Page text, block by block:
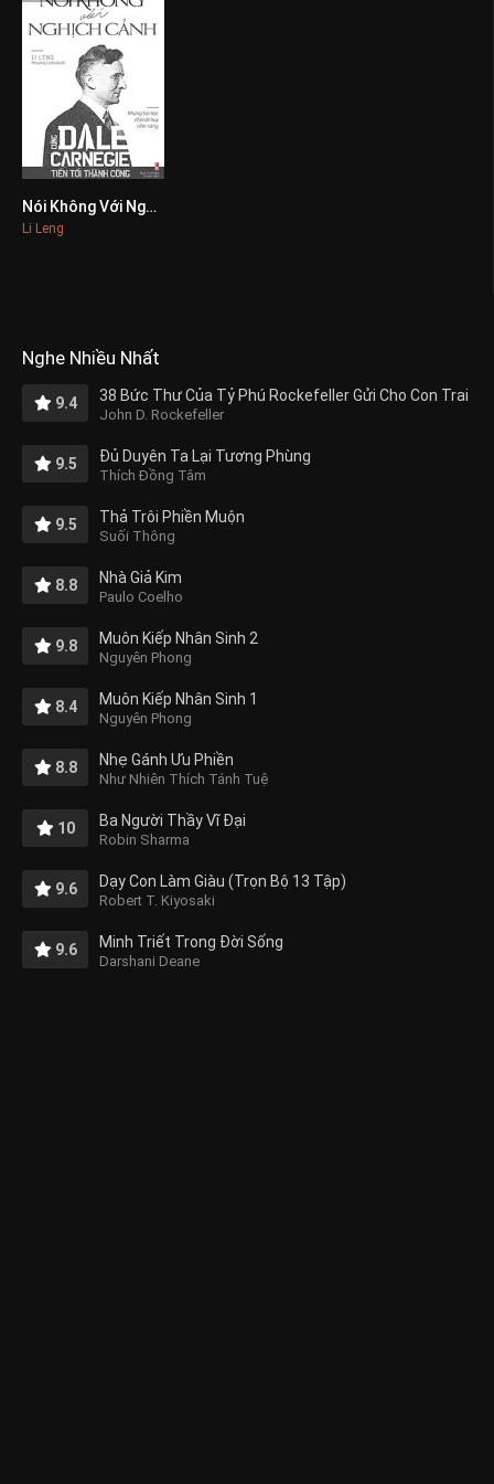
0
Nói Không Với Nghịch Cảnh
Li Leng
Nghe Nhiều Nhất
9.4 38 Bức Thư Của Tỷ Phú Rockefeller Gửi Cho Con Trai
John D. Rockefeller
9.5 Đủ Duyên Ta Lại Tương Phùng
Thích Đồng Tâm
9.5 Thả Trôi Phiền Muộn
Suối Thông
8.8 Nhà Giả Kim
Paulo Coelho
9.8 Muôn Kiếp Nhân Sinh 2
Nguyên Phong
8.4 Muôn Kiếp Nhân Sinh 1
Nguyên Phong
8.8 Nhẹ Gánh Ưu Phiền
Như Nhiên Thích Tánh Tuệ
10 Ba Người Thầy Vĩ Đại
Robin Sharma
9.6 Dạy Con Làm Giàu (Trọn Bộ 13 Tập)
Robert T. Kiyosaki
9.6 Minh Triết Trong Đời Sống
Darshani Deane